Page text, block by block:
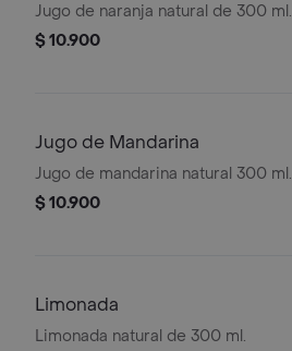
Jugo de naranja natural de 300 ml.
$ 10.900
Jugo de Mandarina
Jugo de mandarina natural 300 ml.
$ 10.900
Limonada
Limonada natural de 300 ml.